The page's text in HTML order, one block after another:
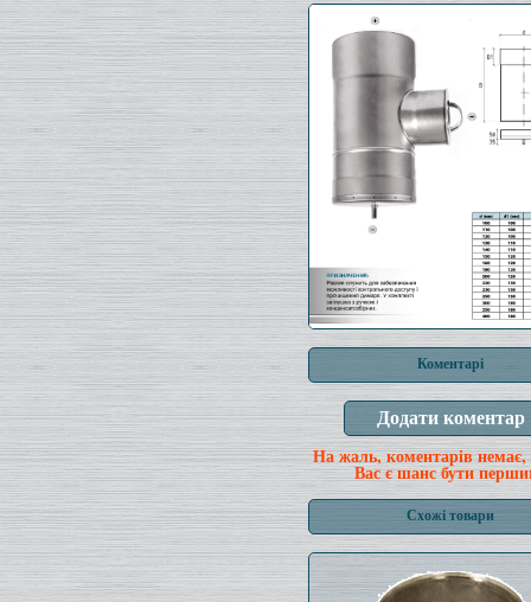
Коментарі
На жаль, коментарів немає,
Вас є шанс бути
Схожі товари